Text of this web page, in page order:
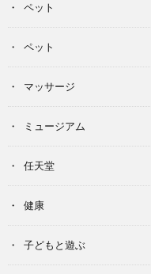
ペット
ペット
マッサージ
ミュージアム
任天堂
健康
子どもと遊ぶ